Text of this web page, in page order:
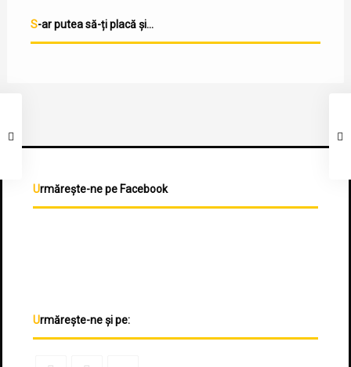
S-ar putea să-ți placă și...
Urmărește-ne pe Facebook
Urmărește-ne și pe: